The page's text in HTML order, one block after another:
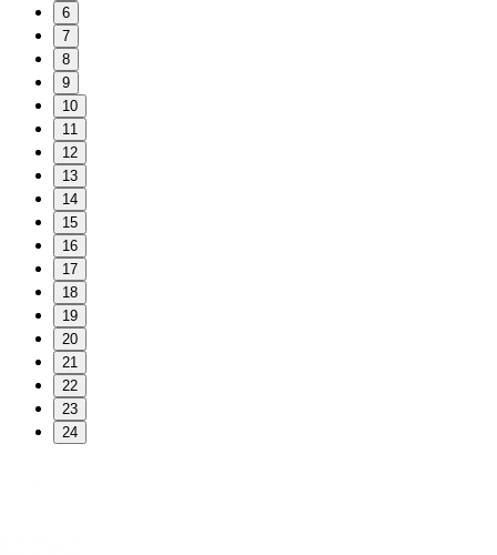
6
7
8
9
10
11
12
13
14
15
16
17
18
19
20
21
22
23
24